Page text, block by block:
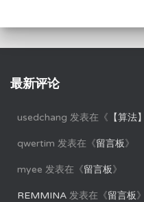
最新评论
usedchang 发表在《 【算
qwertim 发表在《留言板》
myee 发表在《留言板》
REMMINA 发表在《留言板》